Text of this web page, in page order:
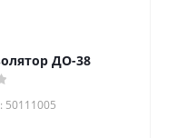
ДО-38
50111005